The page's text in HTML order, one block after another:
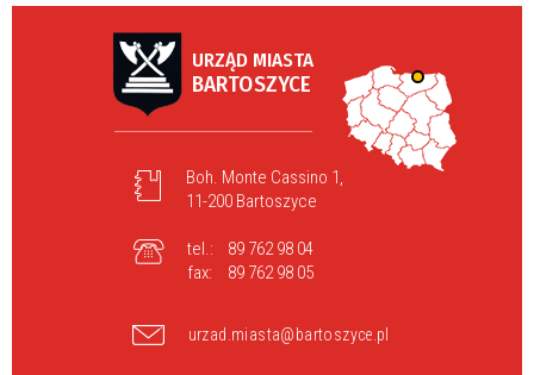
URZĄD MIASTA
BARTOSZYCE
Boh. Monte Cassino 1,
11-200 Bartoszyce
tel.:
89 762 98 04
fax:
89 762 98 05
urzad.miasta@bartoszyce.pl